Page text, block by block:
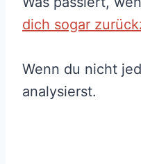
dich sogar
Wenn du nicht
analysierst.